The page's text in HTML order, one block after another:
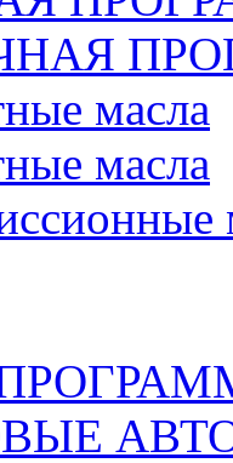
масла
масла